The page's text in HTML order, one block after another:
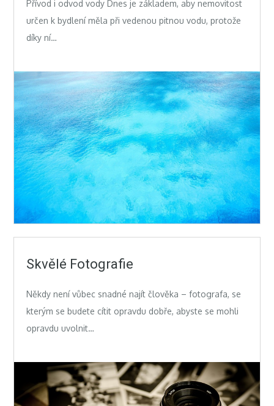
Přívod i odvod vody Dnes je základem, aby nemovitost
určen k bydlení měla při vedenou pitnou vodu, protože
díky ní…
Skvělé Fotografie
Někdy není vůbec snadné najít člověka – fotografa, se
kterým se budete cítit opravdu dobře, abyste se mohli
opravdu uvolnit…